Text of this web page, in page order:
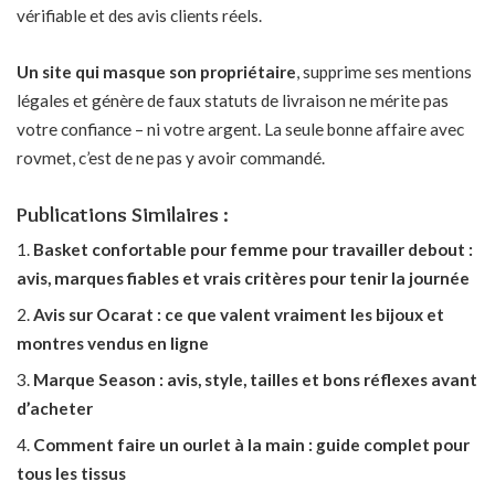
vérifiable et des avis clients réels.
Un site qui masque son propriétaire, supprime ses mentions
légales et génère de faux statuts de livraison ne mérite pas
votre confiance – ni votre argent. La seule bonne affaire avec
rovmet, c’est de ne pas y avoir commandé.
Publications Similaires :
Basket confortable pour femme pour travailler debout :
avis, marques fiables et vrais critères pour tenir la journée
Avis sur Ocarat : ce que valent vraiment les bijoux et
montres vendus en ligne
Marque Season : avis, style, tailles et bons réflexes avant
d’acheter
Comment faire un ourlet à la main : guide complet pour
tous les tissus